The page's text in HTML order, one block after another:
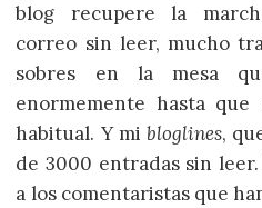
blog recupere la
correo sin leer, mucho
sobres en la mesa
enormemente hasta
habitual. Y mibloglines,
de 3000 entradas sin
a los comentaristas que